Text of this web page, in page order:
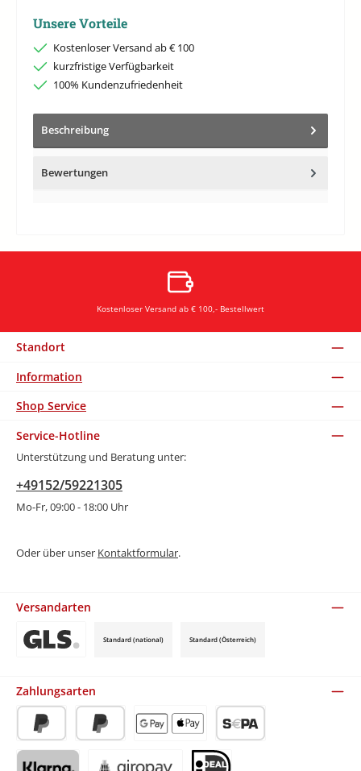
Unsere Vorteile
Kostenloser Versand ab € 100
kurzfristige Verfügbarkeit
100% Kundenzufriedenheit
Beschreibung
Bewertungen
Kostenloser Versand ab € 100,- Bestellwert
Standort
Information
Shop Service
Service-Hotline
Unterstützung und Beratung unter:
+49152/59221305
Mo-Fr, 09:00 - 18:00 Uhr
Oder über unser Kontaktformular.
Versandarten
Standard (national) Standard (Österreich)
Zahlungsarten
PayPal Später BezahlenApple Pay / Google Pay (via Stripe)
SEPA-Lastschrift (via Stripe)